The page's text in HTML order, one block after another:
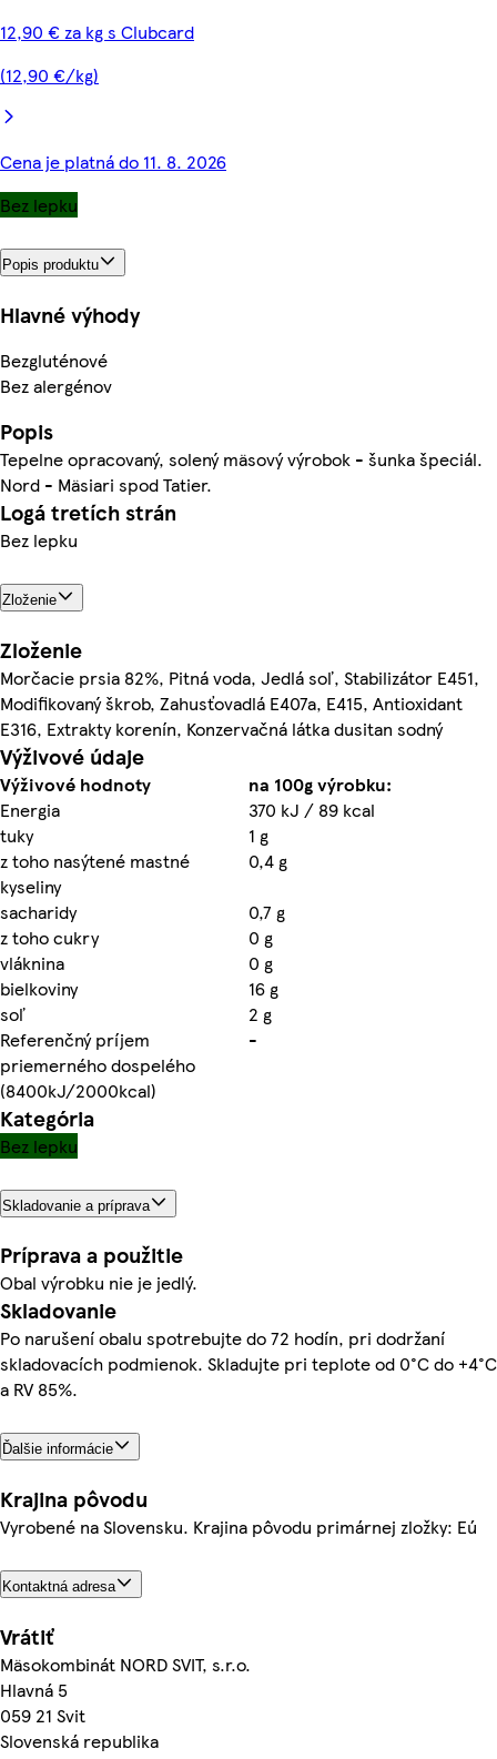
12,90 € za kg s Clubcard
(12,90 €/kg)
Cena je platná do 11. 8. 2026
Bez lepku
Popis produktu
Hlavné výhody
Bezgluténové
Bez alergénov
Popis
Tepelne opracovaný, solený mäsový výrobok - šunka špeciál.
Nord - Mäsiari spod Tatier.
Logá tretích strán
Bez lepku
Zloženie
Zloženie
Morčacie prsia 82%, Pitná voda, Jedlá soľ, Stabilizátor E451,
Modifikovaný škrob, Zahusťovadlá E407a, E415, Antioxidant
E316, Extrakty korenín, Konzervačná látka dusitan sodný
Výživové údaje
Výživové hodnoty
na 100g výrobku:
Energia
370 kJ / 89 kcal
tuky
1 g
z toho nasýtené mastné
kyseliny
0,4 g
sacharidy
0,7 g
z toho cukry
0 g
vláknina
0 g
bielkoviny
16 g
soľ
2 g
Referenčný príjem
priemerného dospelého
(8400kJ/2000kcal)
-
Kategória
Bez lepku
Skladovanie a príprava
Príprava a použitie
Obal výrobku nie je jedlý.
Skladovanie
Po narušení obalu spotrebujte do 72 hodín, pri dodržaní
skladovacích podmienok. Skladujte pri teplote od 0°C do +4°C
a RV 85%.
Ďalšie informácie
Krajina pôvodu
Vyrobené na Slovensku. Krajina pôvodu primárnej zložky: Eú
Kontaktná adresa
Vrátiť
Mäsokombinát NORD SVIT, s.r.o.
Hlavná 5
059 21 Svit
Slovenská republika